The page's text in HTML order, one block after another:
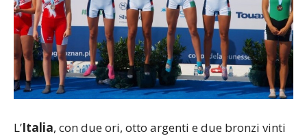
L’Italia, con due ori, otto argenti e due bronzi vinti